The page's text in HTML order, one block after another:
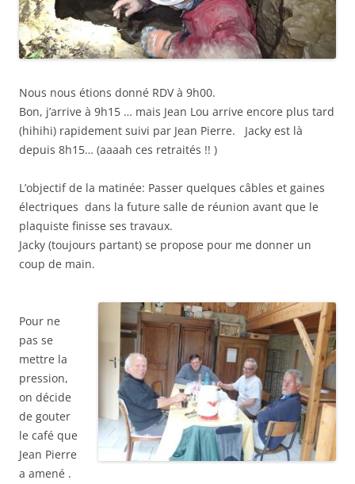
Nous nous étions donné RDV à 9h00.
Bon, j’arrive à 9h15 … mais Jean Lou arrive encore plus tard
(hihihi) rapidement suivi par Jean Pierre. Jacky est là
depuis 8h15… (aaaah ces retraités !! )
L’objectif de la matinée: Passer quelques câbles et gaines
électriques dans la future salle de réunion avant que le
plaquiste finisse ses travaux.
Jacky (toujours partant) se propose pour me donner un
coup de main.
Pour ne
pas se
mettre la
pression,
on décide
de gouter
le café que
Jean Pierre
a amené .